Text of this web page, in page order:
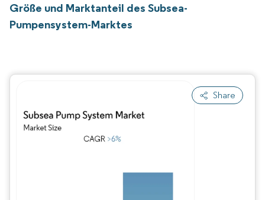
Größe und Marktanteil des Subsea-
Pumpensystem-Marktes
Share